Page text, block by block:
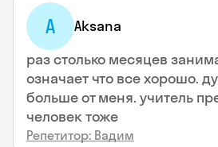
A Aksana
раз столько месяцев
означает что все хорошо.
больше от меня. учитель
человек тоже
Репетитор: Вадим